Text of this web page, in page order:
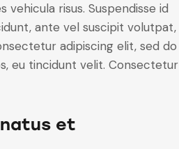
vehicula risus. Suspendisse id
ante vel suscipit volutpat,
adipiscing elit, sed do
eu tincidunt velit. Consectetur
et